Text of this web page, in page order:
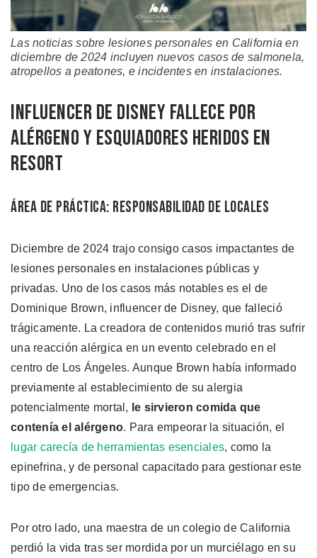
Las noticias sobre lesiones personales en California en
diciembre de 2024 incluyen nuevos casos de salmonela,
atropellos a peatones, e incidentes en instalaciones.
Influencer de Disney Fallece por
Alérgeno y Esquiadores Heridos en
Resort
Área de Práctica: Responsabilidad de Locales
Diciembre de 2024 trajo consigo casos impactantes de
lesiones personales en instalaciones públicas y
privadas. Uno de los casos más notables es el de
Dominique Brown, influencer de Disney, que falleció
trágicamente. La creadora de contenidos murió tras sufrir
una reacción alérgica en un evento celebrado en el
centro de Los Ángeles. Aunque Brown había informado
previamente al establecimiento de su alergia
potencialmente mortal, le sirvieron comida que
contenía el alérgeno. Para empeorar la situación, el
lugar carecía de herramientas esenciales, como la
epinefrina, y de personal capacitado para gestionar este
tipo de emergencias.
Por otro lado, una maestra de un colegio de California
perdió la vida tras ser mordida por un murciélago en su